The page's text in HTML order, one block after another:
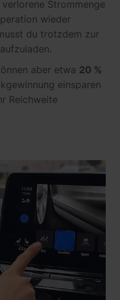
Strommenge
wieder
du trotzdem zur
aber etwa 20 %
einsparen
Reichweite